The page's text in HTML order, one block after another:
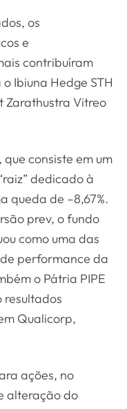
os
e
contribuíram
Ibiuna Hedge STH
Zarathustra Vitreo
, que consiste em um
dedicado à
queda de –8,67%.
prev, o fundo
como uma das
performance da
o Pátria PIPE
resultados
Qualicorp,
ações, no
alteração do